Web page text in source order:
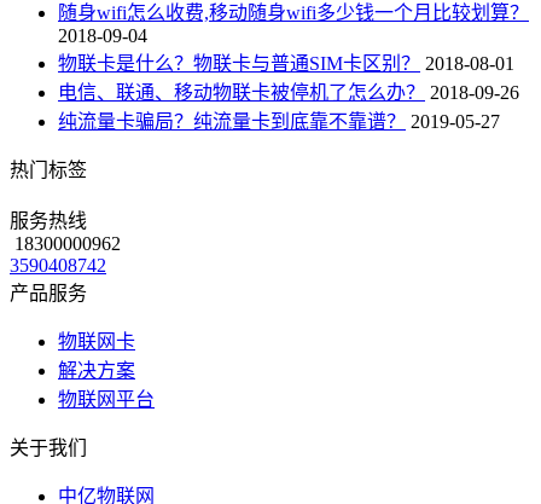
随身wifi怎么收费,移动随身wifi多少钱一个月比较划算？
2018-09-04
物联卡是什么？物联卡与普通SIM卡区别？
2018-08-01
电信、联通、移动物联卡被停机了怎么办？
2018-09-26
纯流量卡骗局？纯流量卡到底靠不靠谱？
2019-05-27
热门标签
服务热线
18300000962
3590408742
产品服务
物联网卡
解决方案
物联网平台
关于我们
中亿物联网